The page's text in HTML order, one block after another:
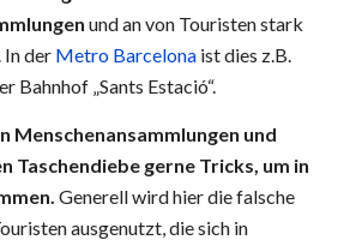
und an von Touristen stark
In der Metro Barcelonaist dies z.B.
Bahnhof „Sants Estació“.
Menschenansammlungen und
Taschendiebe gerne Tricks, um in
Generell wird hier die falsche
ausgenutzt, die sich in